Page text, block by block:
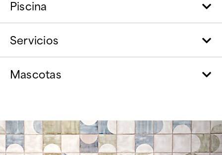
Piscina
Servicios
Mascotas